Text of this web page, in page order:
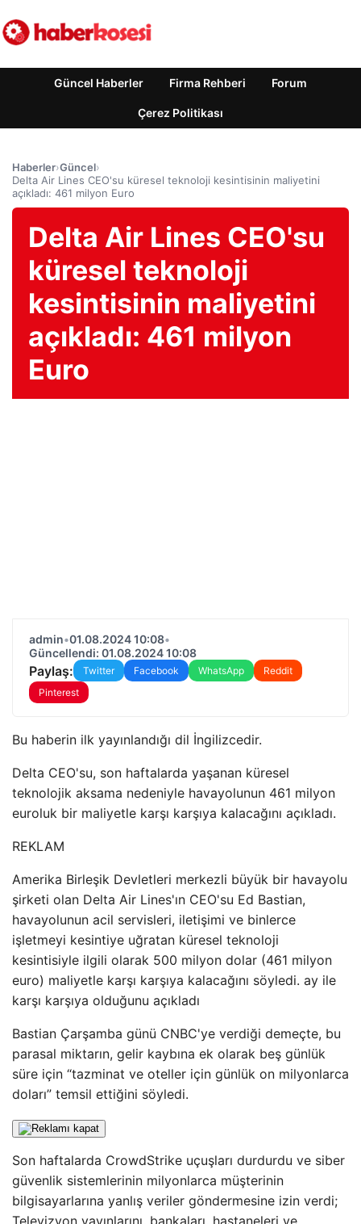
Güncel Haberler Firma Rehberi Forum
Çerez Politikası
Haberler›Güncel›
Delta Air Lines CEO'su küresel teknoloji kesintisinin maliyetini
açıkladı: 461 milyon Euro
Delta Air Lines CEO'su
küresel teknoloji
kesintisinin maliyetini
açıkladı: 461 milyon
Euro
admin•01.08.2024 10:08•
Güncellendi: 01.08.2024 10:08
Paylaş: Twitter Facebook WhatsApp
Reddit
Pinterest
Bu haberin ilk yayınlandığı dil İngilizcedir.
Delta CEO'su, son haftalarda yaşanan küresel
teknolojik aksama nedeniyle havayolunun 461 milyon
euroluk bir maliyetle karşı karşıya kalacağını açıkladı.
REKLAM
Amerika Birleşik Devletleri merkezli büyük bir havayolu
şirketi olan Delta Air Lines'ın CEO'su Ed Bastian,
havayolunun acil servisleri, iletişimi ve binlerce
işletmeyi kesintiye uğratan küresel teknoloji
kesintisiyle ilgili olarak 500 milyon dolar (461 milyon
euro) maliyetle karşı karşıya kalacağını söyledi. ay ile
karşı karşıya olduğunu açıkladı
Bastian Çarşamba günü CNBC'ye verdiği demeçte, bu
parasal miktarın, gelir kaybına ek olarak beş günlük
süre için “tazminat ve oteller için günlük on milyonlarca
doları” temsil ettiğini söyledi.
Son haftalarda CrowdStrike uçuşları durdurdu ve siber
güvenlik sistemlerinin milyonlarca müşterinin
bilgisayarlarına yanlış veriler göndermesine izin verdi;
Televizyon yayınlarını, bankaları, hastaneleri ve